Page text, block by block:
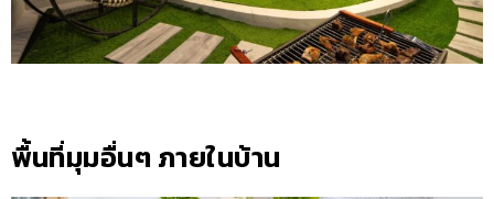
พื้นที่มุมอื่นๆ ภายในบ้าน